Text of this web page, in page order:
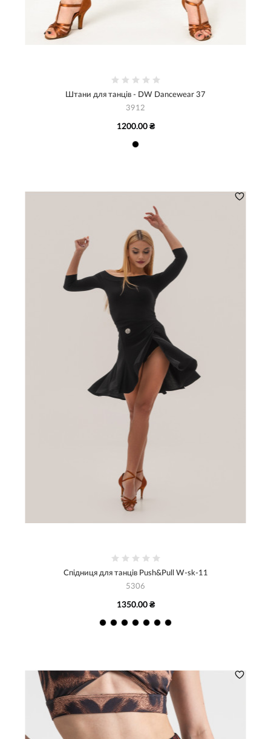
Штани для танців - DW Dancewear 37
3912
1200.00 ₴
Спідниця для танців Push&Pull W-sk-11
5306
1350.00 ₴